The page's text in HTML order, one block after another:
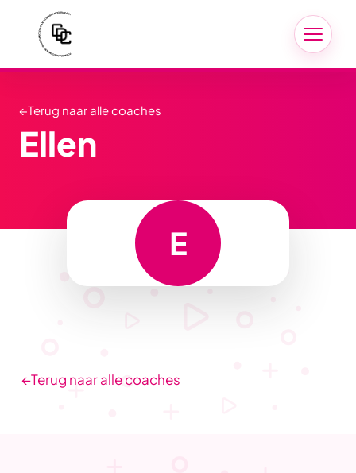
E
←Terug naar alle coaches
Ellen
←Terug naar alle coaches